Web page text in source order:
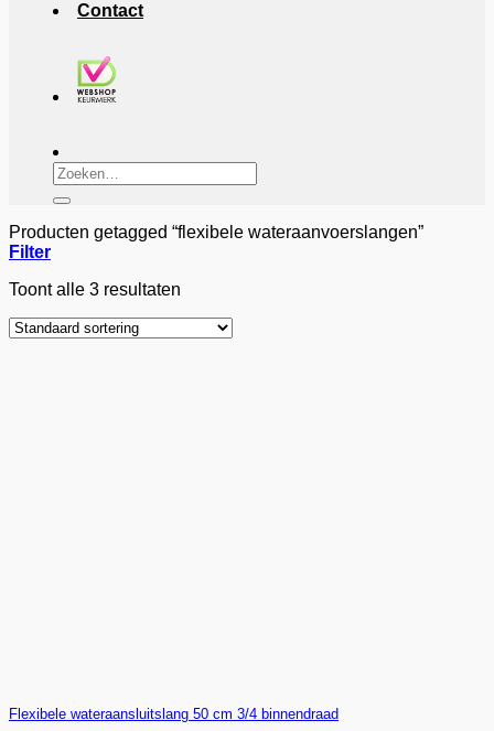
Contact
Zoeken
naar:
Producten getagged “flexibele wateraanvoerslangen”
Filter
Toont alle 3 resultaten
Flexibele wateraansluitslang 50 cm 3/4 binnendraad